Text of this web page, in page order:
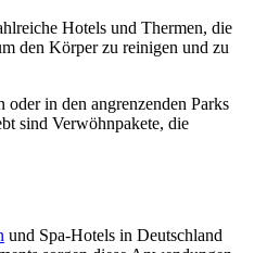
Hotels und Thermen, die
den Körper zu reinigen und zu
in den angrenzenden Parks
sind Verwöhnpakete, die
und Spa-Hotels in Deutschland